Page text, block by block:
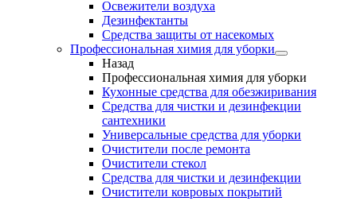
Освежители воздуха
Дезинфектанты
Средства защиты от насекомых
Профессиональная химия для уборки
Назад
Профессиональная химия для уборки
Кухонные средства для обезжиривания
Средства для чистки и дезинфекции
сантехники
Универсальные средства для уборки
Очистители после ремонта
Очистители стекол
Средства для чистки и дезинфекции
Очистители ковровых покрытий